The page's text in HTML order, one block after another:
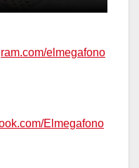
elmegafono
Elmegafono